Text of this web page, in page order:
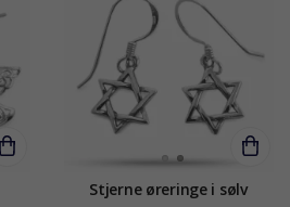
Stjerne øreringe i sølv